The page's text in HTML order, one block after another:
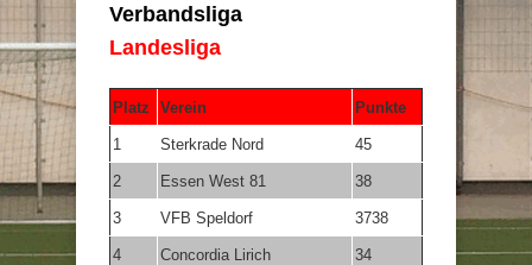
Verbandsliga
Landesliga
Platz Verein Punkte
1 Sterkrade Nord 45
2 Essen West 81 38
3 VFB Speldorf 3738
4 Concordia Lirich 34